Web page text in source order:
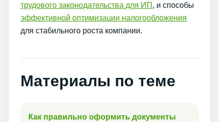
трудового законодательства для ИП , и способы
эффективной оптимизации налогообложения
для стабильного роста компании.
Материалы по теме
Как правильно оформить документы